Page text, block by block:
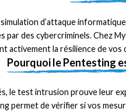
d’attaque
des cybercriminels. Chez
activement la résilience de vos
Pourquoi le Pentesting
le test intrusion prouve leur
permet de vérifier si vos